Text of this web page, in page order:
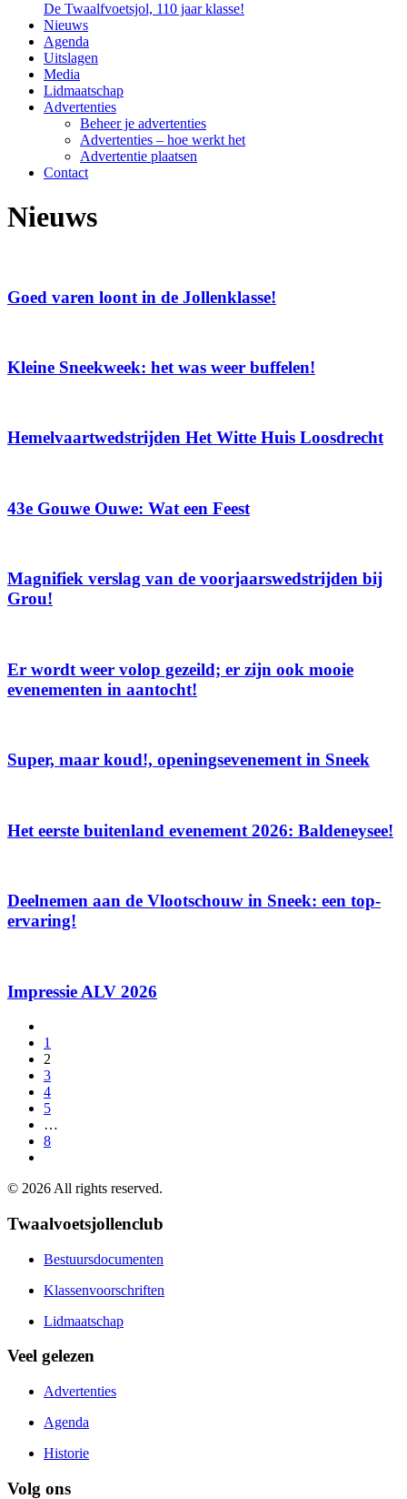
De Twaalfvoetsjol, 110 jaar klasse!
Nieuws
Agenda
Uitslagen
Media
Lidmaatschap
Advertenties
Beheer je advertenties
Advertenties – hoe werkt het
Advertentie plaatsen
Contact
Nieuws
Goed varen loont in de Jollenklasse!
Kleine Sneekweek: het was weer buffelen!
Hemelvaartwedstrijden Het Witte Huis Loosdrecht
43e Gouwe Ouwe: Wat een Feest
Magnifiek verslag van de voorjaarswedstrijden bij
Grou!
Er wordt weer volop gezeild; er zijn ook mooie
evenementen in aantocht!
Super, maar koud!, openingsevenement in Sneek
Het eerste buitenland evenement 2026: Baldeneysee!
Deelnemen aan de Vlootschouw in Sneek: een top-
ervaring!
Impressie ALV 2026
1
2
3
4
5
…
8
© 2026 All rights reserved.
Twaalvoetsjollenclub
Bestuursdocumenten
Klassenvoorschriften
Lidmaatschap
Veel gelezen
Advertenties
Agenda
Historie
Volg ons